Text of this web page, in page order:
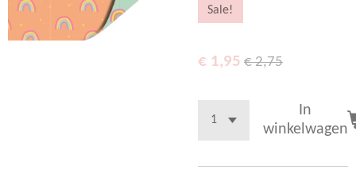
Sale!
€ 1,95 € 2,75
In
winkelwagen